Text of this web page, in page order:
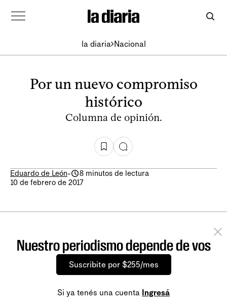
la diaria Nacional
Por un nuevo compromiso
histórico
Columna de opinión.
Eduardo de León-
8 minutos de lectura
10 de febrero de 2017
Nuestro periodismo depende de vos
Suscribite por $255/mes
Si ya tenés una cuenta Ingresá